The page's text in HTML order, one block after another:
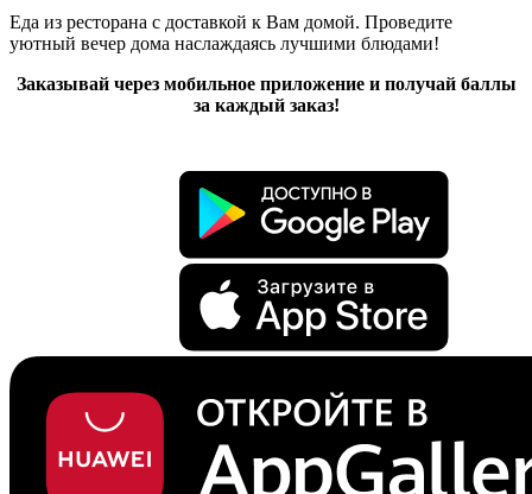
Еда из ресторана с доставкой к Вам домой. Проведите
уютный вечер дома наслаждаясь лучшими блюдами!
Заказывай через мобильное приложение и получай баллы
за каждый заказ!